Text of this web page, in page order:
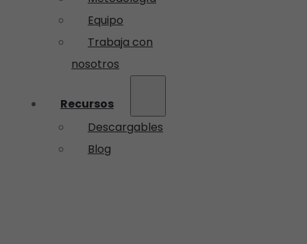
Equipo
Trabaja con
nosotros
Recursos
Descargables
Blog